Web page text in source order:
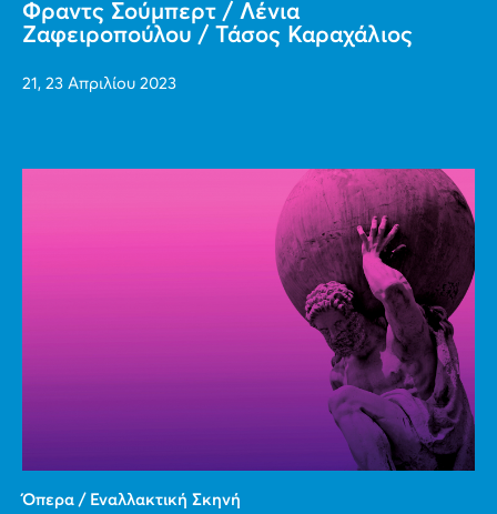
Φραντς Σούμπερτ / Λένια
Ζαφειροπούλου / Τάσος Καραχάλιος
21, 23 Απριλίου 2023
Όπερα / Εναλλακτική Σκηνή